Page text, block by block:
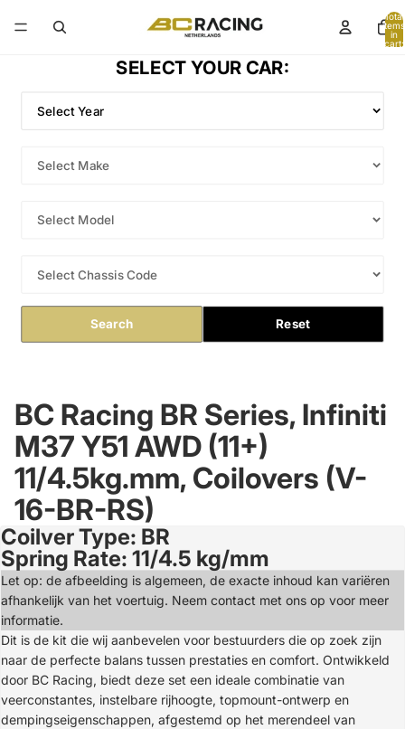
Total
items
in
cart:
SELECT YOUR CAR:
Search Reset
BC Racing BR Series, Infiniti
M37 Y51 AWD (11+)
11/4.5kg.mm, Coilovers (V-
16-BR-RS)
Open
image
in
full
screen
Coilver Type: BR
Spring Rate: 11/4.5 kg/mm
Let op: de afbeelding is algemeen, de exacte inhoud kan variëren
afhankelijk van het voertuig. Neem contact met ons op voor meer
informatie.
Dit is de kit die wij aanbevelen voor bestuurders die op zoek zijn
naar de perfecte balans tussen prestaties en comfort. Ontwikkeld
door BC Racing, biedt deze set een ideale combinatie van
veerconstantes, instelbare rijhoogte, topmount-ontwerp en
dempingseigenschappen, afgestemd op het merendeel van